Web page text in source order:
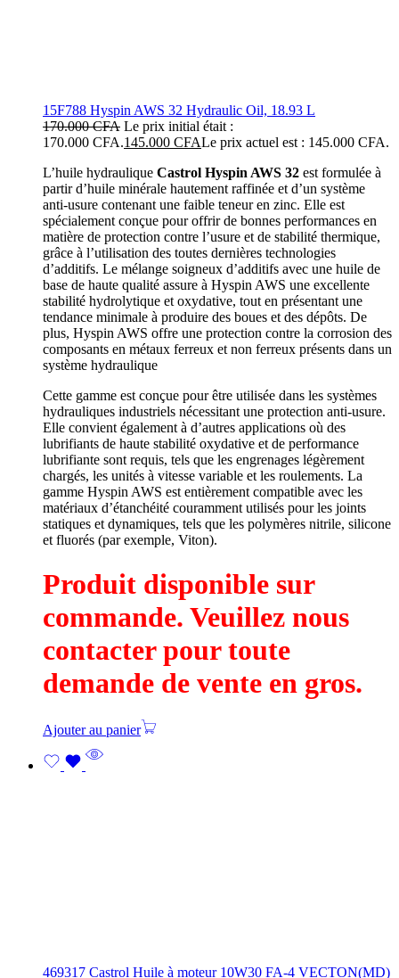
15F788 Hyspin AWS 32 Hydraulic Oil, 18.93 L
170.000CFA Le prix initial était :
170.000 CFA.145.000 CFALe prix actuel est : 145.000 CFA.
L’huile hydraulique Castrol Hyspin AWS 32 est formulée à
partir d’huile minérale hautement raffinée et d’un système
anti-usure contenant une faible teneur en zinc. Elle est
spécialement conçue pour offrir de bonnes performances en
matière de protection contre l’usure et de stabilité thermique,
grâce à l’utilisation des toutes dernières technologies
d’additifs. Le mélange soigneux d’additifs avec une huile de
base de haute qualité assure à Hyspin AWS une excellente
stabilité hydrolytique et oxydative, tout en présentant une
tendance minimale à produire des boues et des dépôts. De
plus, Hyspin AWS offre une protection contre la corrosion des
composants en métaux ferreux et non ferreux présents dans un
système hydraulique
Cette gamme est conçue pour être utilisée dans les systèmes
hydrauliques industriels nécessitant une protection anti-usure.
Elle convient également à d’autres applications où des
lubrifiants de haute stabilité oxydative et de performance
lubrifiante sont requis, tels que les engrenages légèrement
chargés, les unités à vitesse variable et les roulements. La
gamme Hyspin AWS est entièrement compatible avec les
matériaux d’étanchéité couramment utilisés pour les joints
statiques et dynamiques, tels que les polymères nitrile, silicone
et fluorés (par exemple, Viton).
Produit disponible sur
commande. Veuillez nous
contacter pour toute
demande de vente en gros.
Ajouter au panier
469317 Castrol Huile à moteur 10W30 FA-4 VECTON(MD)